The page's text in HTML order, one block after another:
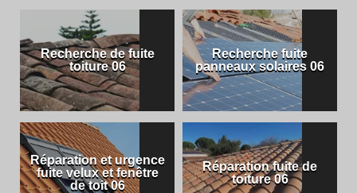
Recherche de fuite
toiture 06
Recherche fuite
panneaux solaires 06
Réparation et urgence
fuite velux et fenêtre
de toit 06
Réparation fuite de
toiture 06